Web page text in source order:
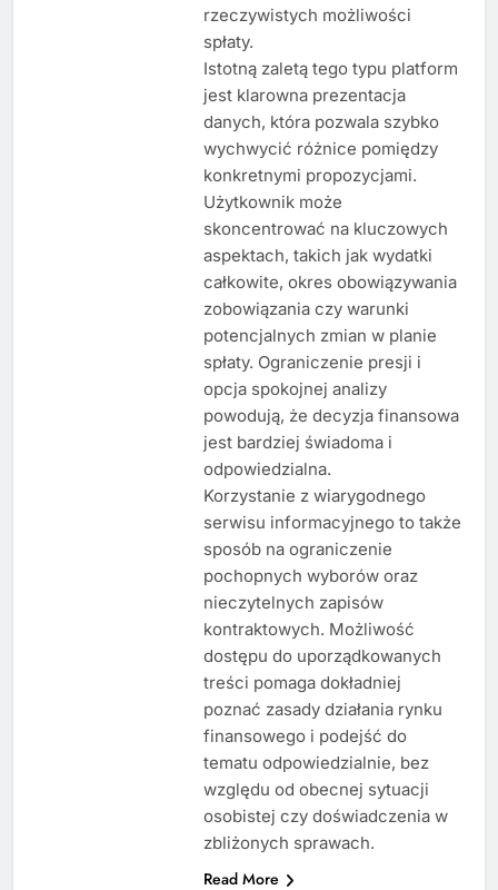
rzeczywistych możliwości
spłaty.
Istotną zaletą tego typu platform
jest klarowna prezentacja
danych, która pozwala szybko
wychwycić różnice pomiędzy
konkretnymi propozycjami.
Użytkownik może
skoncentrować na kluczowych
aspektach, takich jak wydatki
całkowite, okres obowiązywania
zobowiązania czy warunki
potencjalnych zmian w planie
spłaty. Ograniczenie presji i
opcja spokojnej analizy
powodują, że decyzja finansowa
jest bardziej świadoma i
odpowiedzialna.
Korzystanie z wiarygodnego
serwisu informacyjnego to także
sposób na ograniczenie
pochopnych wyborów oraz
nieczytelnych zapisów
kontraktowych. Możliwość
dostępu do uporządkowanych
treści pomaga dokładniej
poznać zasady działania rynku
finansowego i podejść do
tematu odpowiedzialnie, bez
względu od obecnej sytuacji
osobistej czy doświadczenia w
zbliżonych sprawach.
Read More